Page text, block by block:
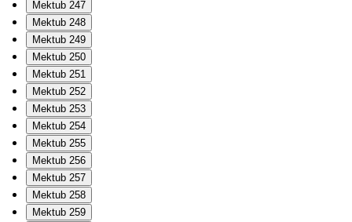
Mektub 247
Mektub 248
Mektub 249
Mektub 250
Mektub 251
Mektub 252
Mektub 253
Mektub 254
Mektub 255
Mektub 256
Mektub 257
Mektub 258
Mektub 259